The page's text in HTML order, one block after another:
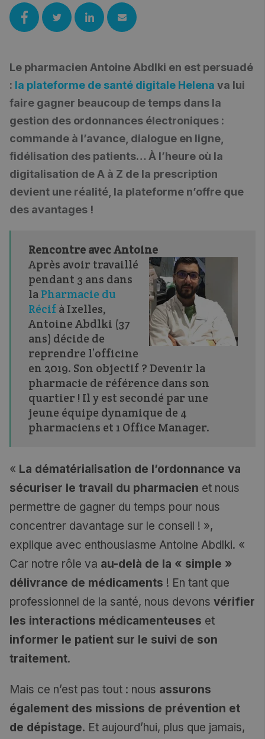
Le pharmacien Antoine Abdlki en est persuadé
: la plateforme de santé digitale Helena va lui
faire gagner beaucoup de temps dans la
gestion des ordonnances électroniques :
commande à l’avance, dialogue en ligne,
fidélisation des patients… À l’heure où la
digitalisation de A à Z de la prescription
devient une réalité, la plateforme n’offre que
des avantages !
Rencontre avec Antoine
Après avoir travaillé
pendant 3 ans dans
la Pharmacie du
Récif à Ixelles,
Antoine Abdlki (37
ans) décide de
reprendre l’officine
en 2019. Son objectif ? Devenir la
pharmacie de référence dans son
quartier ! Il y est secondé par une
jeune équipe dynamique de 4
pharmaciens et 1 Office Manager.
« La dématérialisation de l’ordonnance va
sécuriser le travail du pharmacien et nous
permettre de gagner du temps pour nous
concentrer davantage sur le conseil ! »,
explique avec enthousiasme Antoine Abdlki. «
Car notre rôle va au-delà de la « simple »
délivrance de médicaments ! En tant que
professionnel de la santé, nous devons vérifier
les interactions médicamenteuses et
informer le patient sur le suivi de son
traitement.
Mais ce n’est pas tout : nous assurons
également des missions de prévention et
de dépistage. Et aujourd’hui, plus que jamais,